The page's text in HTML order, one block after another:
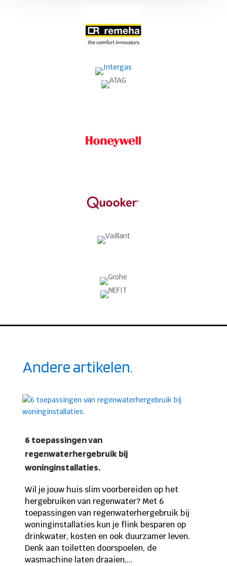
Andere artikelen.
6 toepassingen van
regenwaterhergebruik bij
woninginstallaties.
Wil je jouw huis slim voorbereiden op het
hergebruiken van regenwater? Met 6
toepassingen van regenwaterhergebruik bij
woninginstallaties kun je flink besparen op
drinkwater, kosten en ook duurzamer leven.
Denk aan toiletten doorspoelen, de
wasmachine laten draaien,...